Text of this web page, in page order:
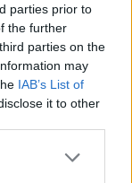
parties prior to
the further
parties on the
may
IAB’s List of
it to other
⇑
Vidéos
Chains»